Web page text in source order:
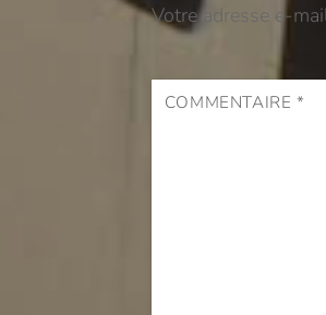
Votre adresse e-
COMMENTAIRE*